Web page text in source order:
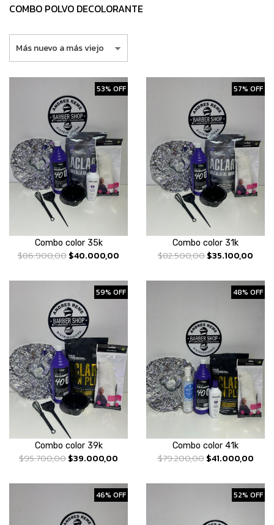
COMBO POLVO DECOLORANTE
53% OFF
Combo color 35k
$86.900,00$40.000,00
57% OFF
Combo color 31k
$82.500,00$35.100,00
59% OFF
Combo color 39k
$95.700,00$39.000,00
48% OFF
Combo color 41k
$79.200,00$41.000,00
46% OFF 52% OFF